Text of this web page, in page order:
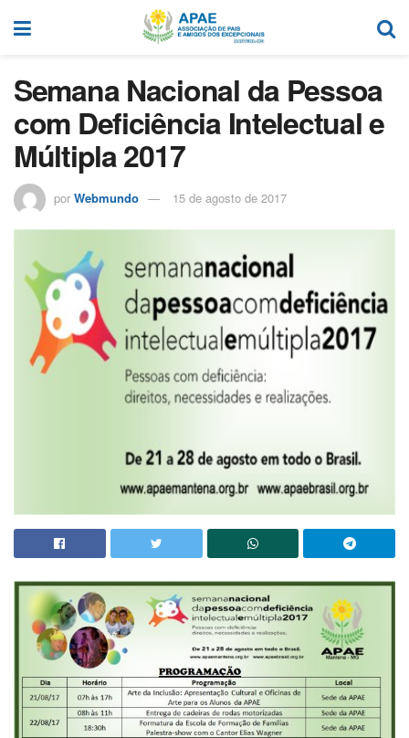
Semana Nacional da Pessoa
com Deficiência Intelectual e
Múltipla 2017
por Webmundo 15 de agosto de 2017